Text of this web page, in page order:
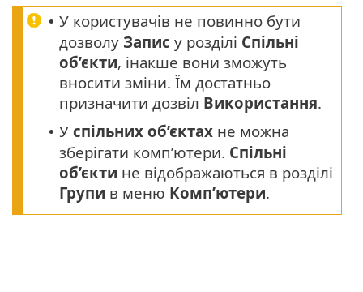
• У користувачів не повинно бути
дозволу Запис у розділі Спільні
об’єкти, інакше вони зможуть
вносити зміни. Їм достатньо
призначити дозвіл Використання.
• У спільних об’єктах не можна
зберігати комп’ютери. Спільні
об’єкти не відображаються в розділі
Групи в меню Комп’ютери.